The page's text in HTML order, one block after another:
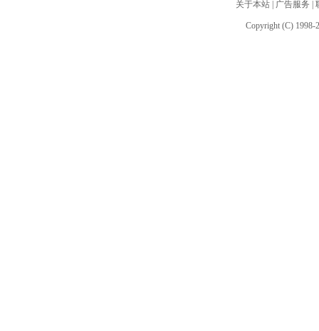
关于本站| 广告服务
Copyright (C) 1998-